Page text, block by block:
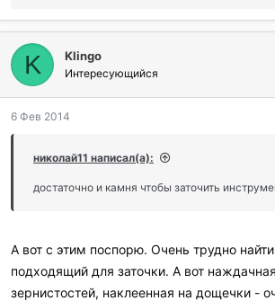
б
л
а
г
о
а
и
и
K Klingo
Интересующийся
6 Фев 2014
николай11 написал(а):
достаточно и камня чтобы заточить
А вот с этим поспорю. Очень трудно
подходящий для заточки. А вот
зернистостей, наклеенная на дощечки -